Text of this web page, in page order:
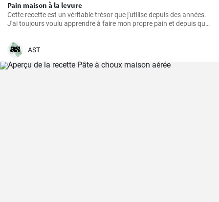
Pain maison à la levure
Cette recette est un véritable trésor que j'utilise depuis des années.
J'ai toujours voulu apprendre à faire mon propre pain et depuis que
j'ai trouvé cette recette, je ne mange plus rien d'autre. L'odeur et le
goût du pain frais cuit à la maison sont incomparables.
AST